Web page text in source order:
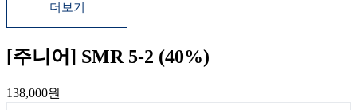
더보기
[주니어] SMR 5-2 (40%)
138,000원